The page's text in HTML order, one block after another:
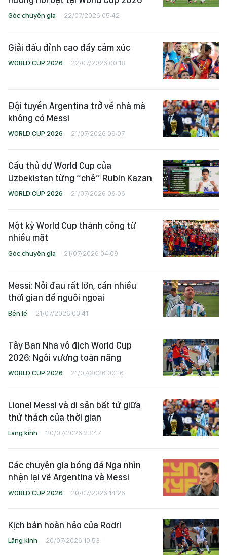
Góc chuyên gia 22/07/2026 05:42
Giải đấu đỉnh cao đầy cảm xúc
WORLD CUP 2026 22/07/2026 00:18
Đội tuyển Argentina trở về nhà mà
không có Messi
WORLD CUP 2026 21/07/2026 09:07
Cầu thủ dự World Cup của
Uzbekistan từng “chê” Rubin Kazan
WORLD CUP 2026 21/07/2026 09:06
Một kỳ World Cup thành công từ
nhiều mặt
Góc chuyên gia 21/07/2026 04:09
Messi: Nỗi đau rất lớn, cần nhiều
thời gian để nguôi ngoai
Bên lề 21/07/2026 00:41
Tây Ban Nha vô địch World Cup
2026: Ngôi vương toàn năng
WORLD CUP 2026 21/07/2026 00:16
Lionel Messi và di sản bất tử giữa
thử thách của thời gian
Lăng kính 20/07/2026 23:47
Các chuyên gia bóng đá Nga nhìn
nhận lại về Argentina và Messi
WORLD CUP 2026 20/07/2026 14:26
Kịch bản hoàn hảo của Rodri
Lăng kính 20/07/2026 10:53